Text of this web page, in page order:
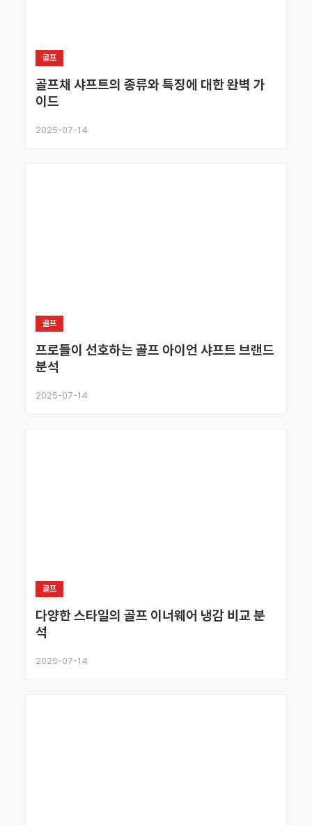
골프
골프채 샤프트의 종류와 특징에 대한 완벽 가
이드
2025-07-14
골프
프로들이 선호하는 골프 아이언 샤프트 브랜드
분석
2025-07-14
골프
다양한 스타일의 골프 이너웨어 냉감 비교 분
석
2025-07-14